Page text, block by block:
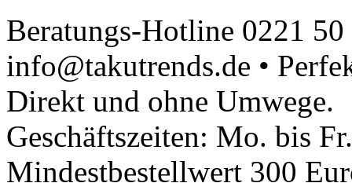
Beratungs-Hotline 0221
info@takutrends.de •
Direkt und ohne Umwege.
Geschäftszeiten: Mo. bis
Mindestbestellwert 300